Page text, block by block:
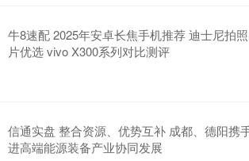
牛8速配 2025年安卓长焦手机推荐 迪士尼拍
片优选 vivo X300系列对比测评
信通实盘 整合资源、优势互补 成都、德阳携
进高端能源装备产业协同发展